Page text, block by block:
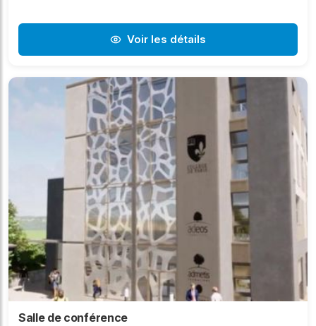
Voir les détails
Salle de conférence